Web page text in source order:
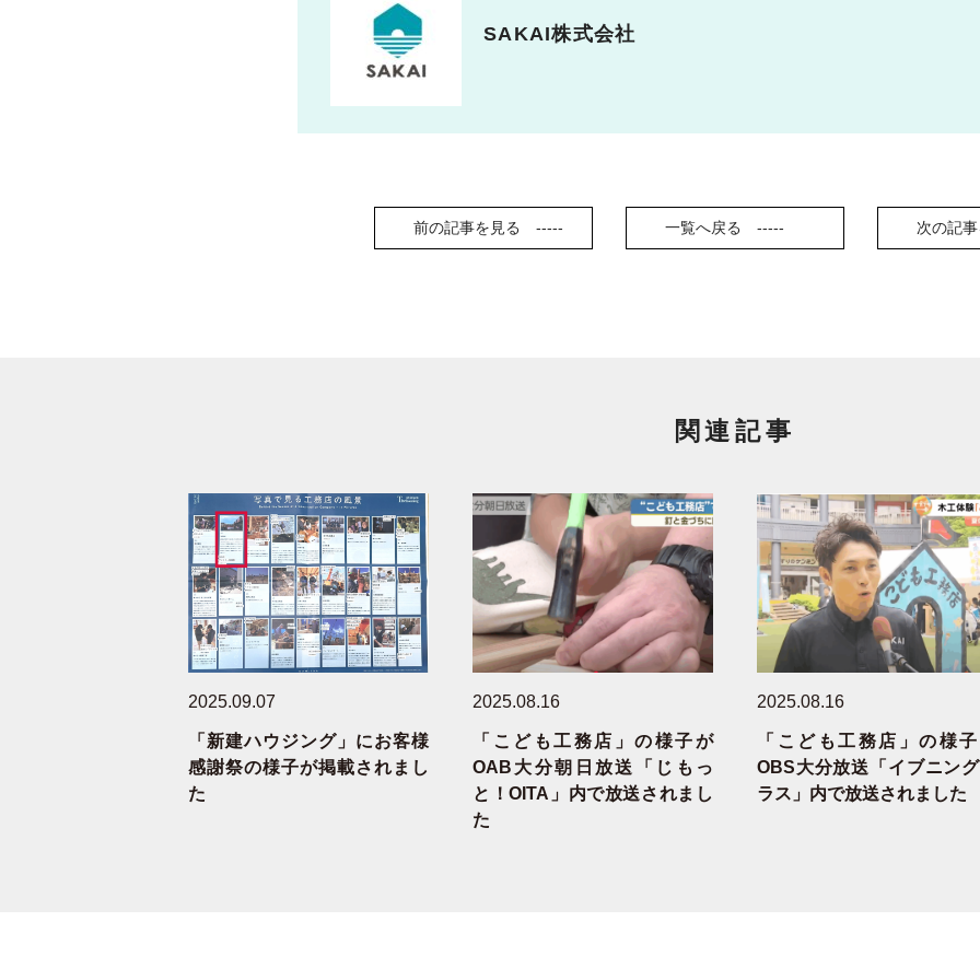
SAKAI株式会社
前の記事を見る 一覧へ戻る 次の記事
関連記事
2025.09.07
「新建ハウジング」にお客様
感謝祭の様子が掲載されまし
た
2025.08.16
「こども工務店」の様子が
OAB大分朝日放送「じもっ
と！OITA」内で放送されまし
た
2025.08.16
「こども工務店」の様
OBS大分放送「イブニン
ラス」内で放送されました